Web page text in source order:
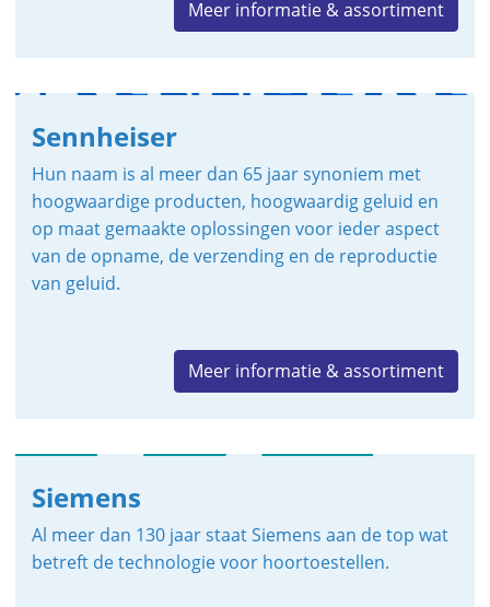
Meer informatie & assortiment
Sennheiser
Hun naam is al meer dan 65 jaar synoniem met
hoogwaardige producten, hoogwaardig geluid en
op maat gemaakte oplossingen voor ieder aspect
van de opname, de verzending en de reproductie
van geluid.
Meer informatie & assortiment
Siemens
Al meer dan 130 jaar staat Siemens aan de top wat
betreft de technologie voor hoortoestellen.